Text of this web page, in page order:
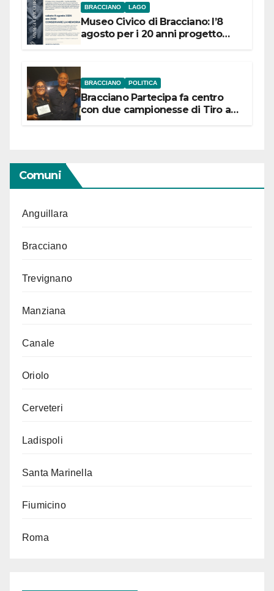
BRACCIANO LAGO
Museo Civico di Bracciano: l’8
agosto per i 20 anni progetto
BRACCIANO POLITICA
Bracciano Partecipa fa centro
con due campionesse di Tiro a
Comuni
Anguillara
Bracciano
Trevignano
Manziana
Canale
Oriolo
Cerveteri
Ladispoli
Santa Marinella
Fiumicino
Roma